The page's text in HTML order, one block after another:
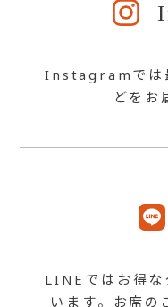
Instagramでは
どをお
LINEではお得な
います。お席の